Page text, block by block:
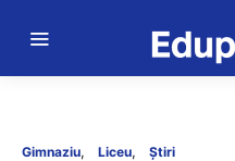
Gimnaziu Liceu Știri